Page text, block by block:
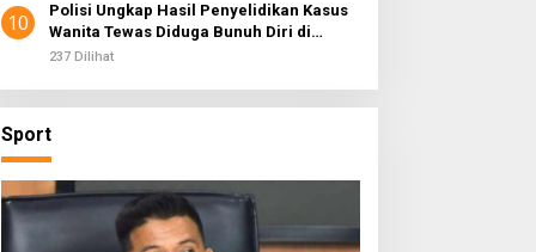
10
Polisi Ungkap Hasil Penyelidikan Kasus
Wanita Tewas Diduga Bunuh Diri di
Komplek Bumi Asri Medan
237 Dilihat
Sport